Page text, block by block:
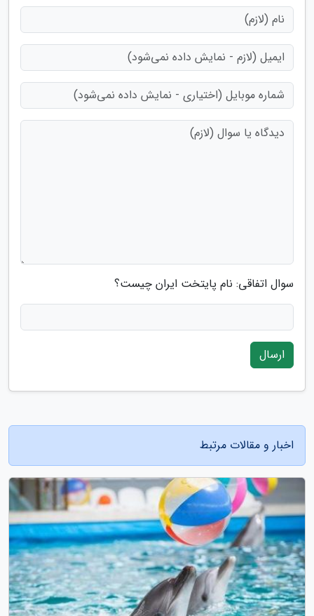
سوال اتفاقی: نام پایتخت ایران چیست؟
ارسال
اخبار و مقالات مرتبط